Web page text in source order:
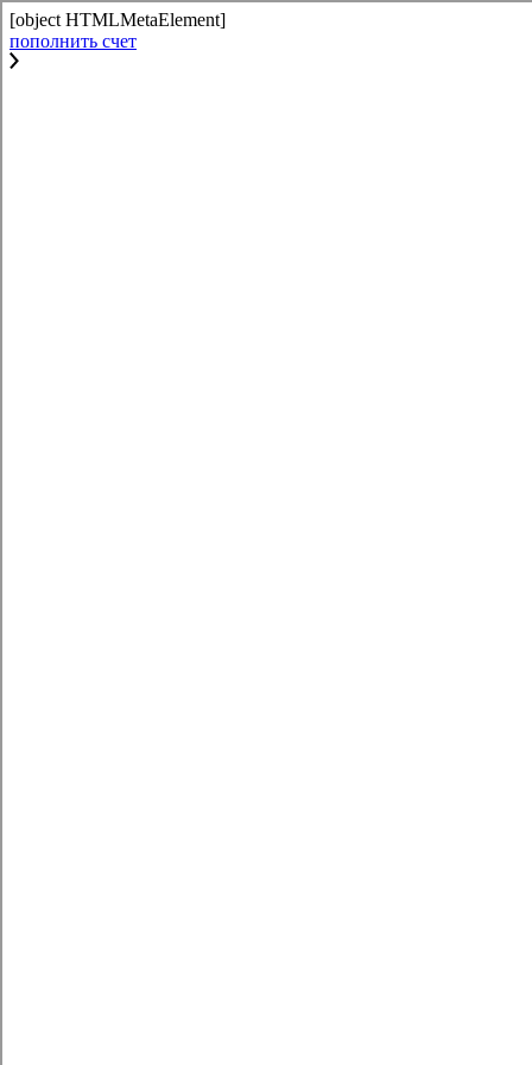
[object HTMLMetaElement]
пополнить счет